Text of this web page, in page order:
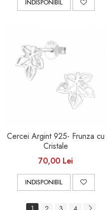
INDISPONIBIL
Cercei Argint 925- Frunza cu
Cristale
70,00 Lei
INDISPONIBIL